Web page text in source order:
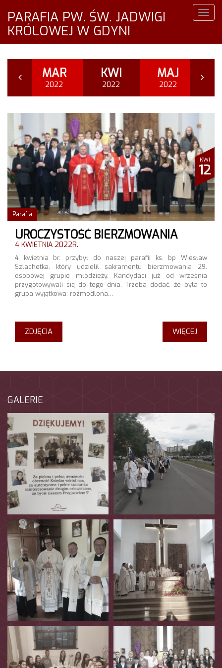
PARAFIA PW. ŚW. JADWIGI
KRÓLOWEJ W GDYNI
MAR
2022
KWI
2022
MAJ
2022
KWI
12
Parafia
UROCZYSTOŚĆ BIERZMOWANIA
4 KWIETNIA 2022R.
4 kwietnia br. przybył do naszej parafii ks. bp Wiesław
Szlachetka, który udzielił sakramentu bierzmowania 29.
osobowej grupie młodzieży. Kandydaci już od września
przygotowywali się do tego dnia. Trzeba dodać, że była to
grupa wyjątkowa: rozmodlona…
WIĘCEJ
ZDJĘCIA
GALERIE